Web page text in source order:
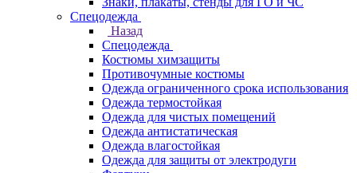
Спецодежда
Назад
Спецодежда
Костюмы химзащиты
Противочумные костюмы
Одежда ограниченного срока использования
Одежда термостойкая
Одежда для чистых помещений
Одежда антистатическая
Одежда влагостойкая
Одежда для защиты от электродуги